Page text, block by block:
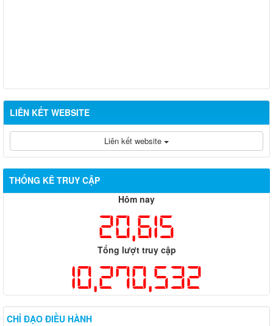
LIÊN KẾT WEBSITE
Liên kết website
THỐNG KÊ TRUY CẬP
Hôm nay
20,615
Tổng lượt truy cập
10,270,532
CHỈ ĐẠO ĐIỀU HÀNH